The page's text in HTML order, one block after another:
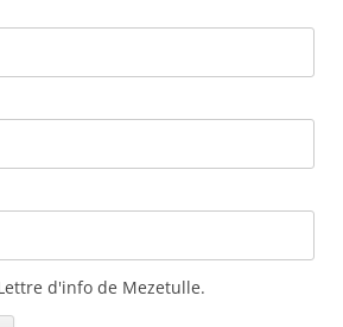
d'info de Mezetulle.